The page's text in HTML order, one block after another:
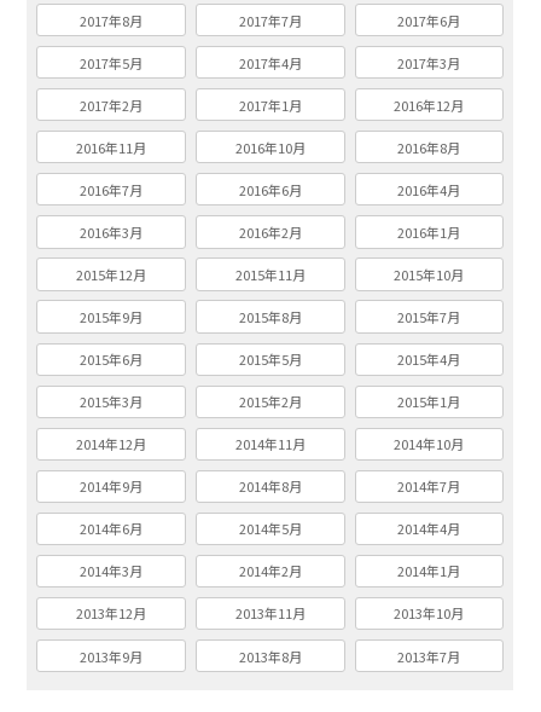
2017年8月 2017年7月 2017年6月
2017年5月 2017年4月 2017年3月
2017年2月 2017年1月 2016年12月
2016年11月 2016年10月 2016年8月
2016年7月 2016年6月 2016年4月
2016年3月 2016年2月 2016年1月
2015年12月 2015年11月 2015年10月
2015年9月 2015年8月 2015年7月
2015年6月 2015年5月 2015年4月
2015年3月 2015年2月 2015年1月
2014年12月 2014年11月 2014年10月
2014年9月 2014年8月 2014年7月
2014年6月 2014年5月 2014年4月
2014年3月 2014年2月 2014年1月
2013年12月 2013年11月 2013年10月
2013年9月 2013年8月 2013年7月